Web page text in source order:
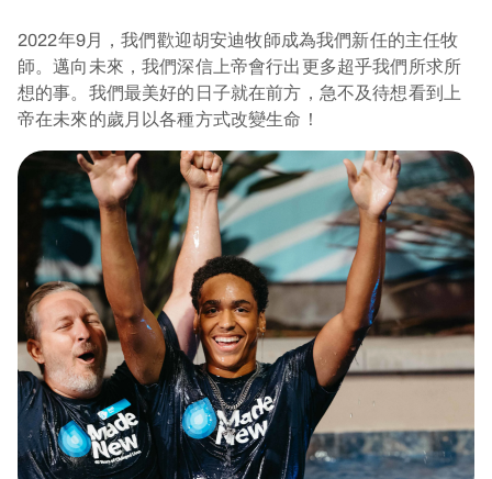
2022年9月，我們歡迎胡安迪牧師成為我們新任的主任牧
師。邁向未來，我們深信上帝會行出更多超乎我們所求所
想的事。我們最美好的日子就在前方，急不及待想看到上
帝在未來的歲月以各種方式改變生命！